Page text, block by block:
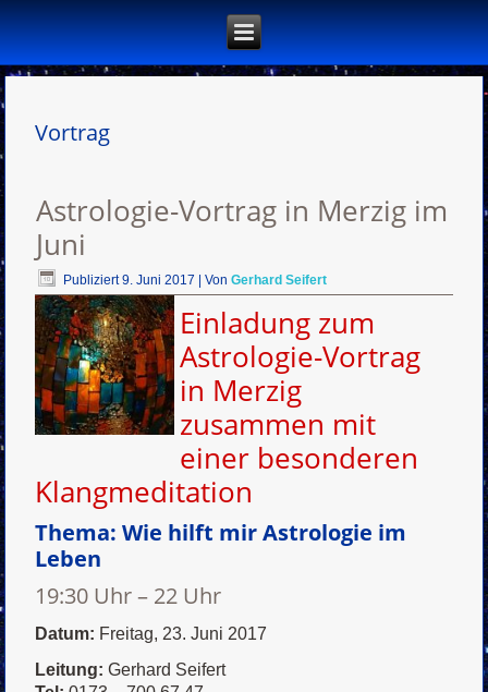
Vortrag
Astrologie-Vortrag in Merzig im
Juni
Publiziert 9. Juni 2017 |Von Gerhard Seifert
Einladung zum
Astrologie-Vortrag
in Merzig
zusammen mit
einer besonderen
Klangmeditation
Thema: Wie hilft mir Astrologie im
Leben
19:30 Uhr – 22 Uhr
Datum: Freitag, 23. Juni 2017
Leitung: Gerhard Seifert